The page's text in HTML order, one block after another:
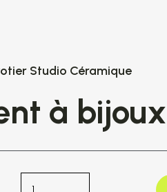
Studio Céramique
à bijoux